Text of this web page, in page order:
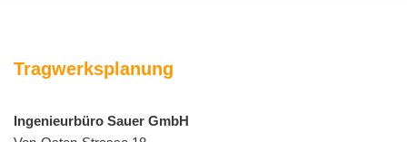
Tragwerksplanung
Ingenieurbüro Sauer GmbH